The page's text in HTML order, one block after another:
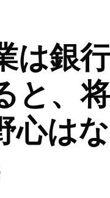
は銀
と、
心は